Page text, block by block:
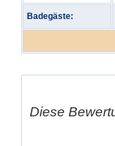
Badegäste:
Diese